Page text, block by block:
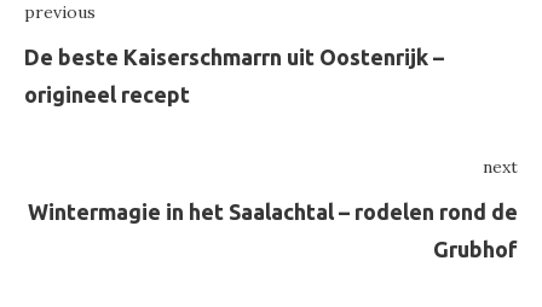
Bericht
navigatie
previous
Previous
De beste Kaiserschmarrn uit Oostenrijk –
origineel recept
next
Wintermagie in het Saalachtal – rodelen rond de
Grubhof